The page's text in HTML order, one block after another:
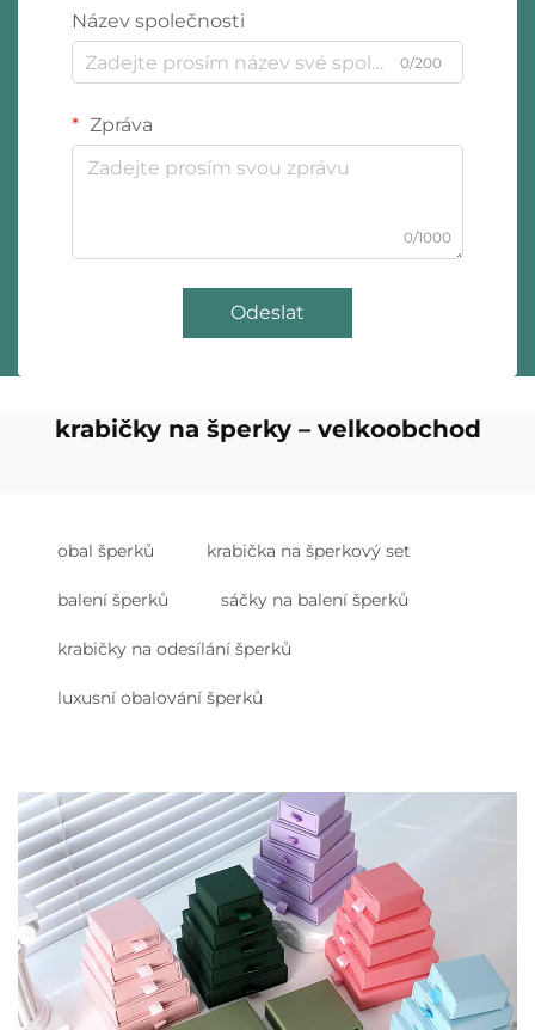
Název společnosti
0/200
Zpráva
0/1000
Odeslat
krabičky na šperky – velkoobchod
obal šperků krabička na šperkový set
balení šperků sáčky na balení šperků
krabičky na odesílání šperků
luxusní obalování šperků